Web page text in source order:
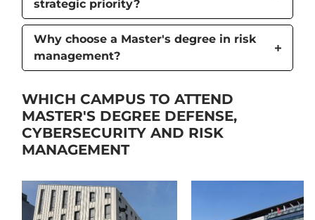
strategic priority?
Why choose a Master's degree in risk
management?
WHICH CAMPUS TO ATTEND
MASTER'S DEGREE DEFENSE,
CYBERSECURITY AND RISK
MANAGEMENT